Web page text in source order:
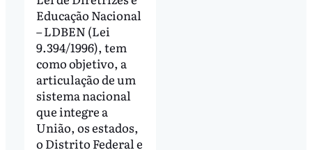
Educação Nacional
– LDBEN (Lei
9.394/1996), tem
como objetivo, a
articulação de um
sistema nacional
que integre a
União, os estados,
o Distrito Federal e